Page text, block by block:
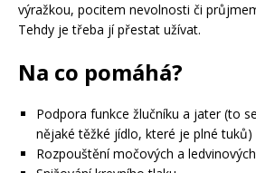
výražkou, pocitem nevolnosti či
Tehdy je třeba jí přestat užívat.
Na co pomáhá?
Podpora funkce žlučníku a jater (to
nějaké těžké jídlo, které je plné tuků)
Rozpouštění močových a